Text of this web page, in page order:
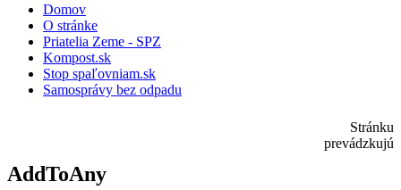
Domov
O stránke
Priatelia Zeme - SPZ
Kompost.sk
Stop spaľovniam.sk
Samosprávy bez odpadu
Stránku
prevádzkujú
AddToAny